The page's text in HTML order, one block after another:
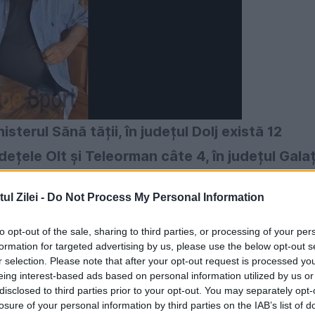
Zilei - Do Not Process My Personal Information
opt-out of the sale, sharing to third parties, or processing of your
for targeted advertising by us, please use the below opt-out
selection. Please note that after your opt-out request is processed
interest-based ads based on personal information utilized by us
to third parties prior to your opt-out. You may separately
of your personal information by third parties on the IAB’s list of
Sănă tății, în județul Dolj există 12
Olt și Teleorman câte 4, în județul
2, iar în județele Bacău, Tulcea, Bihor,
Mare câte 1 caz.
prezintă simptome. În strânsă legătură cu
la cel mai apropiat spital sau cabinet
febră mare, dureri acute de cap,